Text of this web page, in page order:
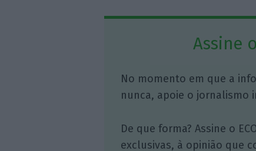
Assine
No momento em que a
nunca, apoie o jornalismo
De que forma? Assine o
exclusivas, à opinião que